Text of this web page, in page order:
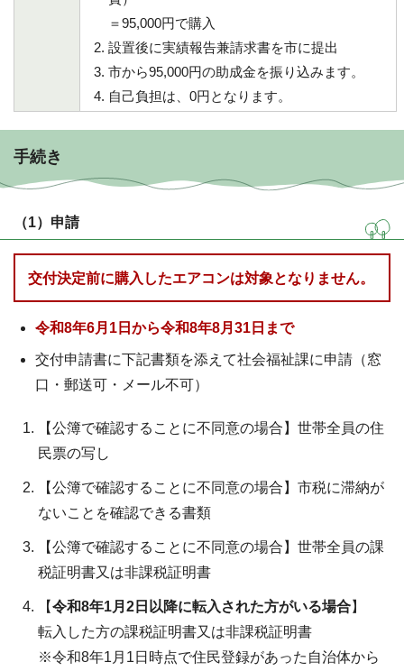
＝95,000円で購入
設置後に実績報告兼請求書を市に提出
市から95,000円の助成金を振り込みます。
自己負担は、0円となります。
手続き
（1）申請
交付決定前に購入したエアコンは対象となりません。
令和8年6月1日から令和8年8月31日まで
交付申請書に下記書類を添えて社会福祉課に申請（窓
口・郵送可・メール不可）
【公簿で確認することに不同意の場合】世帯全員の住
民票の写し
【公簿で確認することに不同意の場合】市税に滞納が
ないことを確認できる書類
【公簿で確認することに不同意の場合】世帯全員の課
税証明書又は非課税証明書
【令和8年1月2日以降に転入された方がいる場合】
転入した方の課税証明書又は非課税証明書
※令和8年1月1日時点で住民登録があった自治体から